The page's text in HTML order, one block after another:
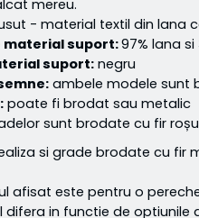
mereu.
- material textil din lana
material suport:97% lana
suport: negru
ambele modele sunt
poate fi brodat sau metalic
sunt brodate cu fir
si grade brodate cu fir
afisat este pentru o
functie de optiunile